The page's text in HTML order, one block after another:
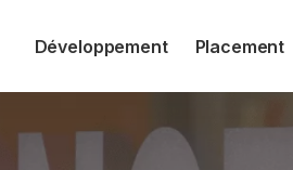
Développement Placement